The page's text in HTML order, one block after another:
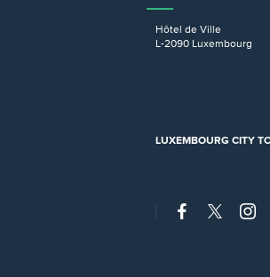
Hôtel de Ville
L-2090 Luxembourg
LUXEMBOURG CITY